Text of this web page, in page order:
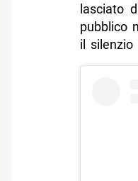
lasciato
pubblico
il